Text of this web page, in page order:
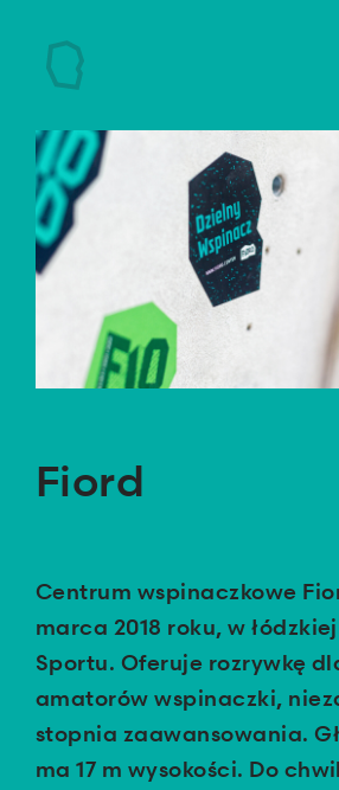
Fiord
Centrum wspinaczkowe
marca 2018 roku, w
Sportu. Oferuje rozrywkę
amatorów wspinaczki,
stopnia zaawansowania.
ma 17 m wysokości. Do